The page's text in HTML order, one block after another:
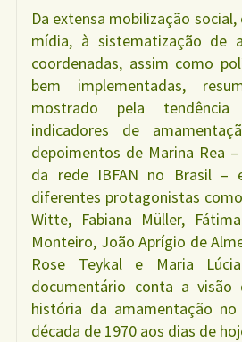
Da extensa mobilização social,
mídia, à sistematização de
coordenadas, assim como
bem implementadas,
mostrado pela tendência
indicadores de
depoimentos de Marina Rea
da rede IBFAN no Brasil –
diferentes protagonistas
Witte, Fabiana Müller,
Monteiro, João Aprígio de
Rose Teykal e Maria
documentário conta a visão
história da amamentação
década de 1970 aos dias de